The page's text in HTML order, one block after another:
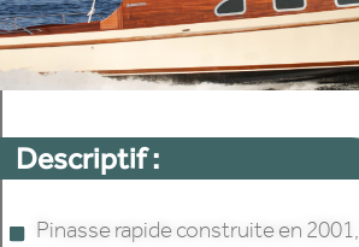
Descriptif :
Pinasse rapide construite en 2001,